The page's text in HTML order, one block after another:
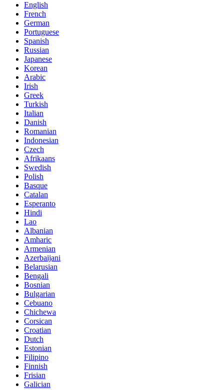
English
French
German
Portuguese
Spanish
Russian
Japanese
Korean
Arabic
Irish
Greek
Turkish
Italian
Danish
Romanian
Indonesian
Czech
Afrikaans
Swedish
Polish
Basque
Catalan
Esperanto
Hindi
Lao
Albanian
Amharic
Armenian
Azerbaijani
Belarusian
Bengali
Bosnian
Bulgarian
Cebuano
Chichewa
Corsican
Croatian
Dutch
Estonian
Filipino
Finnish
Frisian
Galician